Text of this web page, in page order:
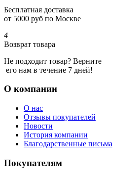
Бесплатная доставка
от 5000 руб по Москве
4
Возврат товара
Не подходит товар? Верните
его нам в течение 7 дней!
О компании
О нас
Отзывы покупателей
Новости
История компании
Благодарственные письма
Покупателям